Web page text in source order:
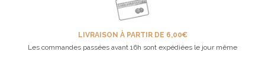
LIVRAISON À PARTIR DE 6,00€
Les commandes passées avant 16h sont expédiées le jour même